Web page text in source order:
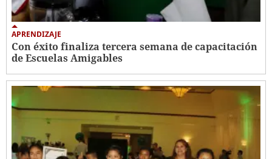
APRENDIZAJE
Con éxito finaliza tercera semana de capacitación
de Escuelas Amigables